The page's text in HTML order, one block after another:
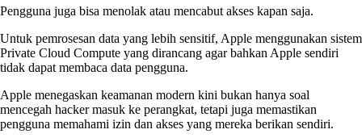
Pengguna juga bisa menolak atau mencabut akses kapan saja.
Untuk pemrosesan data yang lebih sensitif, Apple menggunakan sistem
Private Cloud Compute yang dirancang agar bahkan Apple sendiri
tidak dapat membaca data pengguna.
Apple menegaskan keamanan modern kini bukan hanya soal
mencegah hacker masuk ke perangkat, tetapi juga memastikan
pengguna memahami izin dan akses yang mereka berikan sendiri.